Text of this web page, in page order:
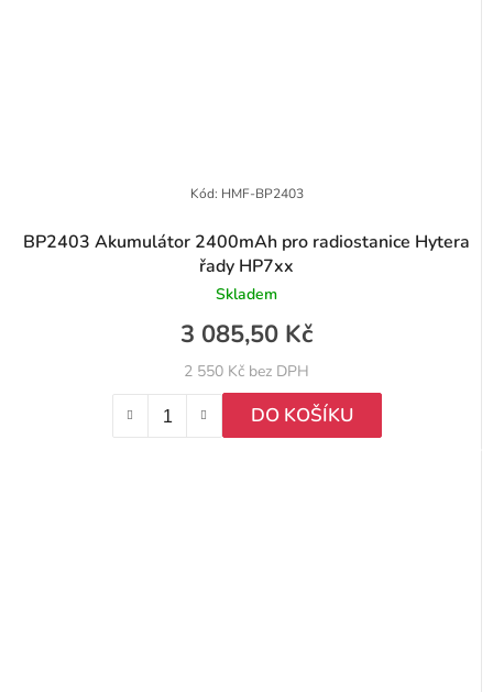
BP2403 Akumulátor 2400mAh pro radiostanice Hytera
řady HP7xx
Skladem
2 550 Kč bez DPH
3 085,50 Kč
DO KOŠÍKU
Kód: HMF-BP2403